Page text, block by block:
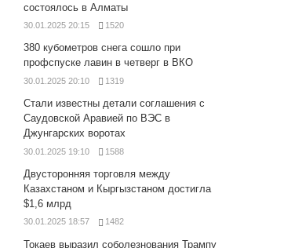
состоялось в Алматы
30.01.2025 20:15 1520
380 кубометров снега сошло при
профспуске лавин в четверг в ВКО
30.01.2025 20:10 1319
Стали известны детали соглашения с
Саудовской Аравией по ВЭС в
Джунгарских воротах
30.01.2025 19:10 1588
Двусторонняя торговля между
Казахстаном и Кыргызстаном достигла
$1,6 млрд
30.01.2025 18:57 1482
Токаев выразил соболезнования Трампу